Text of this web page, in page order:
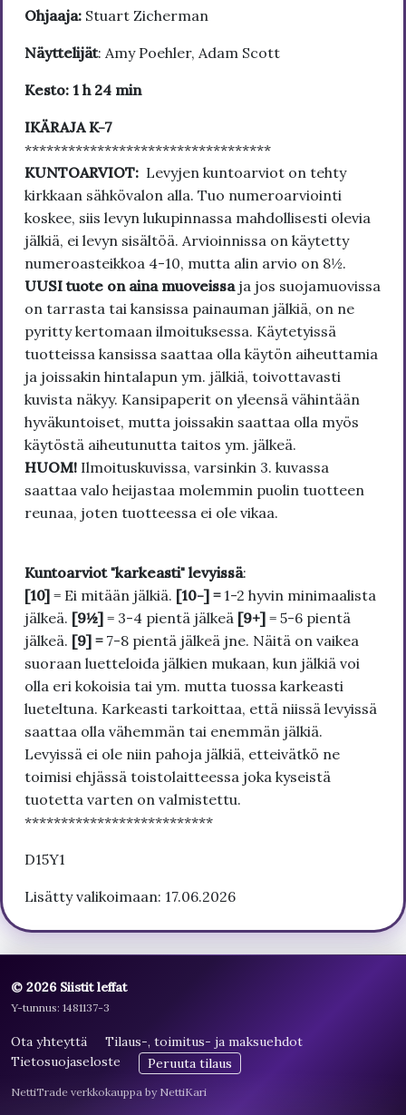
Ohjaaja: Stuart Zicherman
Näyttelijät: Amy Poehler, Adam Scott
Kesto: 1 h 24 min
IKÄRAJA K-7
**********************************
KUNTOARVIOT: Levyjen kuntoarviot on tehty
kirkkaan sähkövalon alla. Tuo numeroarviointi
koskee, siis levyn lukupinnassa mahdollisesti olevia
jälkiä, ei levyn sisältöä. Arvioinnissa on käytetty
numeroasteikkoa 4-10, mutta alin arvio on 8½.
UUSI tuote on aina muoveissa ja jos suojamuovissa
on tarrasta tai kansissa painauman jälkiä, on ne
pyritty kertomaan ilmoituksessa. Käytetyissä
tuotteissa kansissa saattaa olla käytön aiheuttamia
ja joissakin hintalapun ym. jälkiä, toivottavasti
kuvista näkyy. Kansipaperit on yleensä vähintään
hyväkuntoiset, mutta joissakin saattaa olla myös
käytöstä aiheutunutta taitos ym. jälkeä.
HUOM! Ilmoituskuvissa, varsinkin 3. kuvassa
saattaa valo heijastaa molemmin puolin tuotteen
reunaa, joten tuotteessa ei ole vikaa.
Kuntoarviot "karkeasti" levyissä:
[10] = Ei mitään jälkiä. [10-] = 1-2 hyvin minimaalista
jälkeä. [9½] = 3-4 pientä jälkeä [9+] = 5-6 pientä
jälkeä. [9] = 7-8 pientä jälkeä jne. Näitä on vaikea
suoraan luetteloida jälkien mukaan, kun jälkiä voi
olla eri kokoisia tai ym. mutta tuossa karkeasti
lueteltuna. Karkeasti tarkoittaa, että niissä levyissä
saattaa olla vähemmän tai enemmän jälkiä.
Levyissä ei ole niin pahoja jälkiä, etteivätkö ne
toimisi ehjässä toistolaitteessa joka kyseistä
tuotetta varten on valmistettu.
**************************
D15Y1
Lisätty valikoimaan: 17.06.2026
© 2026 Siistit leffat
Y-tunnus: 1481137-3
Ota yhteyttä
Tilaus-, toimitus- ja maksuehdot
Tietosuojaseloste
Peruuta tilaus
NettiTrade verkkokauppa by NettiKari